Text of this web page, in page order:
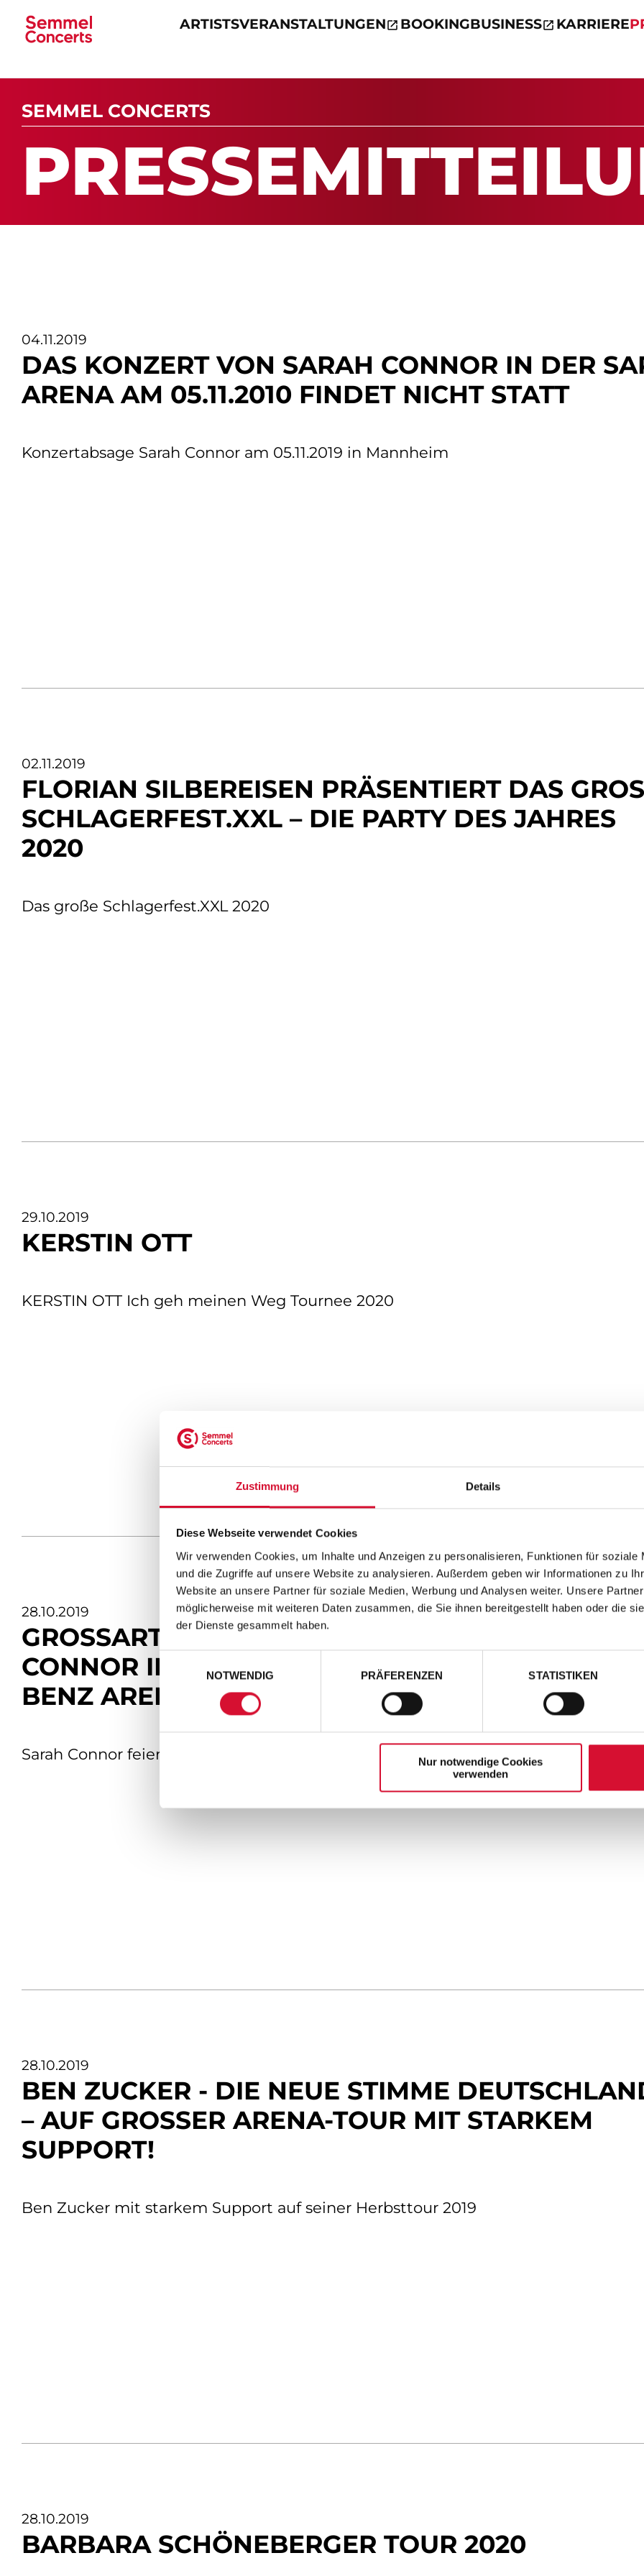
Zustimmung Details
Diese Webseite verwendet Cookies
Wir verwenden Cookies, um Inhalte und Anzeigen zu personalisieren, Funktionen für soziale
und die Zugriffe auf unsere Website zu analysieren. Außerdem geben wir Informationen zu
Website an unsere Partner für soziale Medien, Werbung und Analysen weiter. Unsere
möglicherweise mit weiteren Daten zusammen, die Sie ihnen bereitgestellt haben oder die
der Dienste gesammelt haben.
Einwilligungsauswahl
NOTWENDIG
PRÄFERENZEN STATISTIKEN
Nur notwendige Cookies
verwenden
ARTISTSVERANSTALTUNGEN BOOKINGBUSINESS KARRIERE
SEMMEL CONCERTS
04.11.2019
DAS KONZERT VON SARAH CONNOR IN DER
ARENA AM 05.11.2010 FINDET NICHT STATT
Konzertabsage Sarah Connor am 05.11.2019 in Mannheim
02.11.2019
FLORIAN SILBEREISEN PRÄSENTIERT DAS
SCHLAGERFEST.XXL – DIE PARTY DES JAHRES
2020
Das große Schlagerfest.XXL 2020
29.10.2019
KERSTIN OTT
KERSTIN OTT Ich geh meinen Weg Tournee 2020
28.10.2019
GROSSARTIGER TOURNEEAUFTAKT FÜR SARAH C
ONNOR IN DER AUSVERKAUFTEN MERCEDES-B
ENZ ARENA BERLIN
Sarah Connor feiert ausverkauften Tourauftakt in Berlin
28.10.2019
BEN ZUCKER - DIE NEUE STIMME
– AUF GROSSER ARENA-TOUR MIT STARKEM S
UPPORT!
Ben Zucker mit starkem Support auf seiner Herbsttour 2019
28.10.2019
BARBARA SCHÖNEBERGER TOUR 2020